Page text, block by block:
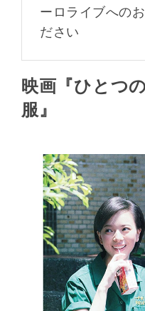
ーロライブへの
ださい
映画『ひとつ
服』